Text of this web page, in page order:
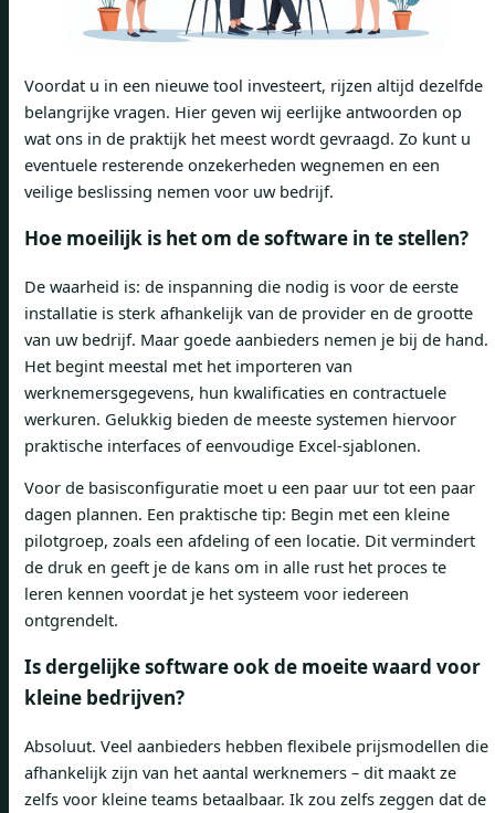
Voordat u in een nieuwe tool investeert, rijzen altijd dezelfde
belangrijke vragen. Hier geven wij eerlijke antwoorden op
wat ons in de praktijk het meest wordt gevraagd. Zo kunt u
eventuele resterende onzekerheden wegnemen en een
veilige beslissing nemen voor uw bedrijf.
Hoe moeilijk is het om de software in te stellen?
De waarheid is: de inspanning die nodig is voor de eerste
installatie is sterk afhankelijk van de provider en de grootte
van uw bedrijf. Maar goede aanbieders nemen je bij de hand.
Het begint meestal met het importeren van
werknemersgegevens, hun kwalificaties en contractuele
werkuren. Gelukkig bieden de meeste systemen hiervoor
praktische interfaces of eenvoudige Excel-sjablonen.
Voor de basisconfiguratie moet u een paar uur tot een paar
dagen plannen. Een praktische tip: Begin met een kleine
pilotgroep, zoals een afdeling of een locatie. Dit vermindert
de druk en geeft je de kans om in alle rust het proces te
leren kennen voordat je het systeem voor iedereen
ontgrendelt.
Is dergelijke software ook de moeite waard voor
kleine bedrijven?
Absoluut. Veel aanbieders hebben flexibele prijsmodellen die
afhankelijk zijn van het aantal werknemers – dit maakt ze
zelfs voor kleine teams betaalbaar. Ik zou zelfs zeggen dat de